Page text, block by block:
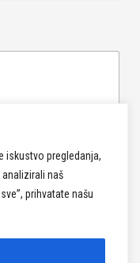
iskustvo pregledanja,
naš
prihvatate našu